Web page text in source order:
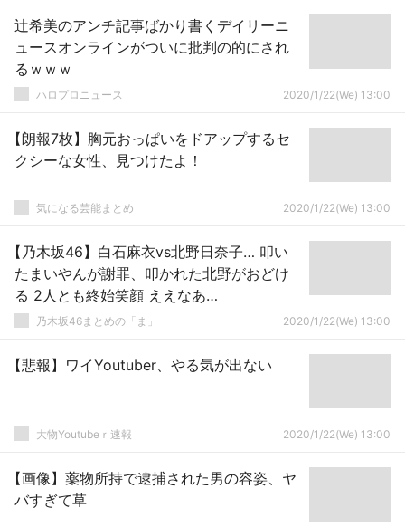
辻希美のアンチ記事ばかり書くデイリーニ
ュースオンラインがついに批判の的にされ
るｗｗｗ
ハロプロニュース 2020/1/22(We) 13:00
【朗報7枚】胸元おっぱいをドアップするセ
クシーな女性、見つけたよ！
気になる芸能まとめ 2020/1/22(We) 13:00
【乃木坂46】白石麻衣vs北野日奈子… 叩い
たまいやんが謝罪、叩かれた北野がおどけ
る 2人とも終始笑顔 ええなあ…
乃木坂46まとめの「ま」 2020/1/22(We) 13:00
【悲報】ワイYoutuber、やる気が出ない
大物Youtubeｒ速報 2020/1/22(We) 13:00
【画像】薬物所持で逮捕された男の容姿、ヤ
バすぎて草